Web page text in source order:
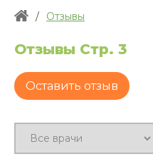
/ Отзывы
Отзывы Стр. 3
Оставить отзыв